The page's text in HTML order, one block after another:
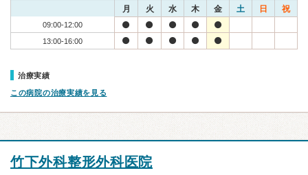
月 火 水 木 金 土 日 祝
09:00-12:00
13:00-16:00
治療実績
この病院の治療実績を見る
竹下外科整形外科医院